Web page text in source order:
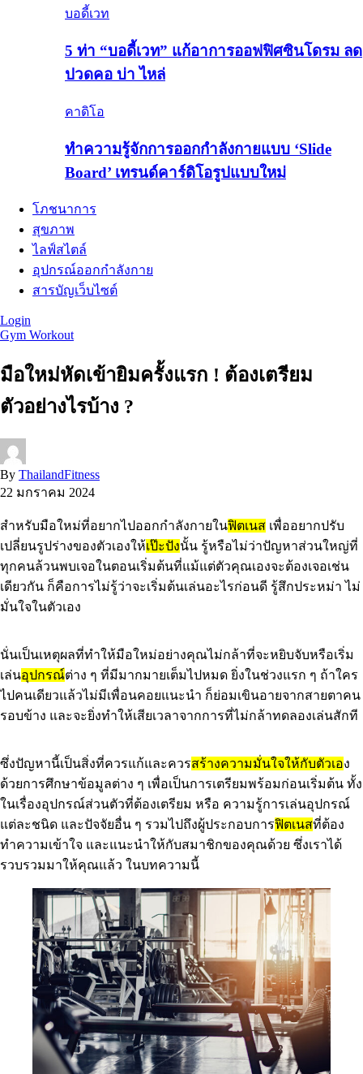
บอดี้เวท
5 ท่า “บอดี้เวท” แก้อาการออฟฟิศซินโดรม ลด
ปวดคอ บ่า ไหล่
คาดิโอ
ทำความรู้จักการออกกำลังกายแบบ ‘Slide
Board’ เทรนด์คาร์ดิโอรูปแบบใหม่
โภชนาการ
สุขภาพ
ไลฟ์สไตล์
อุปกรณ์ออกกำลังกาย
สารบัญเว็บไซต์
Login
Gym Workout
มือใหม่หัดเข้ายิมครั้งแรก ! ต้องเตรียม
ตัวอย่างไรบ้าง ?
By ThailandFitness
22 มกราคม 2024
สำหรับมือใหม่ที่อยากไปออกกำลังกายในฟิตเนส เพื่ออยากปรับ
เปลี่ยนรูปร่างของตัวเองให้เป๊ะปังนั้น รู้หรือไม่ว่าปัญหาส่วนใหญ่ที่
ทุกคนล้วนพบเจอในตอนเริ่มต้นที่แม้แต่ตัวคุณเองจะต้องเจอเช่น
เดียวกัน ก็คือการไม่รู้ว่าจะเริ่มต้นเล่นอะไรก่อนดี รู้สึกประหม่า ไม่
มั่นใจในตัวเอง
นั่นเป็นเหตุผลที่ทำให้มือใหม่อย่างคุณไม่กล้าที่จะหยิบจับหรือเริ่ม
เล่นอุปกรณ์ต่าง ๆ ที่มีมากมายเต็มไปหมด ยิ่งในช่วงแรก ๆ ถ้าใคร
ไปคนเดียวแล้วไม่มีเพื่อนคอยแนะนำ ก็ย่อมเขินอายจากสายตาคน
รอบข้าง และจะยิ่งทำให้เสียเวลาจากการที่ไม่กล้าทดลองเล่นสักที
ซึ่งปัญหานี้เป็นสิ่งที่ควรแก้และควรสร้างความมั่นใจให้กับตัวเอง
ด้วยการศึกษาข้อมูลต่าง ๆ เพื่อเป็นการเตรียมพร้อมก่อนเริ่มต้น ทั้ง
ในเรื่องอุปกรณ์ส่วนตัวที่ต้องเตรียม หรือ ความรู้การเล่นอุปกรณ์
แต่ละชนิด และปัจจัยอื่น ๆ รวมไปถึงผู้ประกอบการฟิตเนสที่ต้อง
ทำความเข้าใจ และแนะนำให้กับสมาชิกของคุณด้วย ซึ่งเราได้
รวบรวมมาให้คุณแล้ว ในบทความนี้